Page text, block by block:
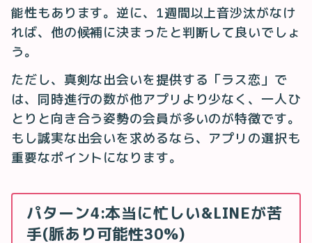
能性もあります。逆に、1週間以上音沙汰がなけ
れば、他の候補に決まったと判断して良いでしょ
う。
ただし、真剣な出会いを提供する「ラス恋」で
は、同時進行の数が他アプリより少なく、一人ひ
とりと向き合う姿勢の会員が多いのが特徴です。
もし誠実な出会いを求めるなら、アプリの選択も
重要なポイントになります。
パターン4:本当に忙しい&LINEが苦
手(脈あり可能性30%)